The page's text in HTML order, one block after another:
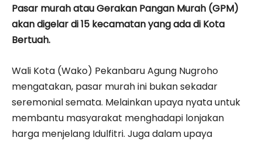
Pasar murah atau Gerakan Pangan Murah (GPM)
akan digelar di 15 kecamatan yang ada di Kota
Bertuah.
Wali Kota (Wako) Pekanbaru Agung Nugroho
mengatakan, pasar murah ini bukan sekadar
seremonial semata. Melainkan upaya nyata untuk
membantu masyarakat menghadapi lonjakan
harga menjelang Idulfitri. Juga dalam upaya